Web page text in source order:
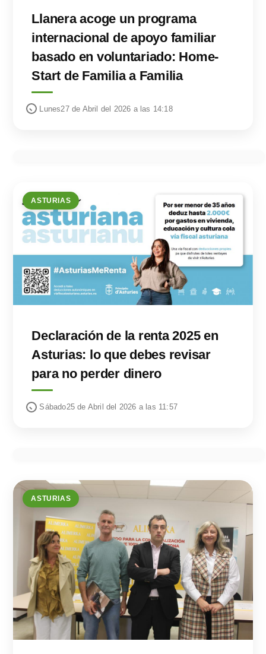
Llanera acoge un programa
internacional de apoyo familiar
basado en voluntariado: Home-
Start de Familia a Familia
Lunes27 de Abril del 2026 a las 14:18
ASTURIAS
Declaración de la renta 2025 en
Asturias: lo que debes revisar
para no perder dinero
Sábado25 de Abril del 2026 a las 11:57
ASTURIAS